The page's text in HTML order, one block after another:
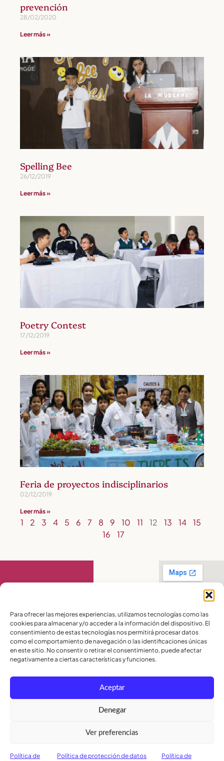
Para ofrecer las mejores experiencias, utilizamos tecnologías como las
cookies para almacenar y/o acceder a la información del dispositivo. El
consentimiento de estas tecnologías nos permitirá procesar datos
como el comportamiento de navegación o las identificaciones únicas
en este sitio. No consentir o retirar el consentimiento, puede afectar
negativamente a ciertas características y funciones.
Aceptar
Denegar
Ver preferencias
Política de Política de protección de datos Política de
prevención
28/02/2020
Leer más »
Spelling Bee
26/12/2019
Leer más »
Poetry Contest
17/12/2019
Leer más »
Feria de proyectos indisciplinarios
02/12/2019
Leer más »
1 2 3 4 5 6 7 8 9 10 11 12 13 14
15
16
17
Cookies
Contact Us
PBX:(04) 372 5220
Celular:099 016
2715
Celular:098 580
2370
admisiones@lamoderna.edu.ec
Km 2,5 Vía a
Samborondón.